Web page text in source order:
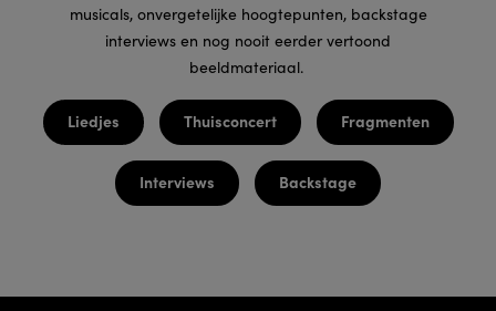
musicals, onvergetelijke hoogtepunten, backstage
interviews en nog nooit eerder vertoond
beeldmateriaal.
Liedjes Thuisconcert Fragmenten
Interviews Backstage